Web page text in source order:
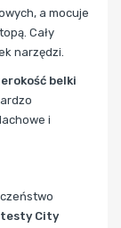
a mocuje
Cały
narzędzi.
belki
i
testy City